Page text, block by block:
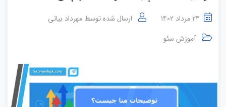
۲۴ مرداد ۱۴۰۲ ارسال شده توسط مهرداد بیاتی
آموزش سئو